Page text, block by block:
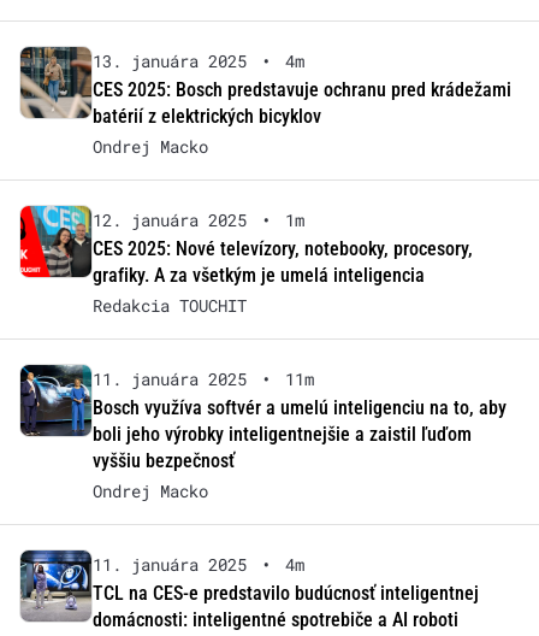
13. januára 2025 •
4m
CES 2025: Bosch predstavuje ochranu pred krádežami
batérií z elektrických bicyklov
Ondrej Macko
12. januára 2025 •
1m
CES 2025: Nové televízory, notebooky, procesory,
grafiky. A za všetkým je umelá inteligencia
Redakcia TOUCHIT
11. januára 2025 •
11m
Bosch využíva softvér a umelú inteligenciu na to, aby
boli jeho výrobky inteligentnejšie a zaistil ľuďom
vyššiu bezpečnosť
Ondrej Macko
11. januára 2025 •
4m
TCL na CES-e predstavilo budúcnosť inteligentnej
domácnosti: inteligentné spotrebiče a AI roboti